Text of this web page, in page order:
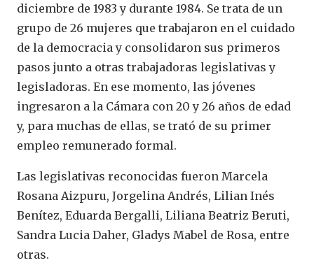
diciembre de 1983 y durante 1984. Se trata de un
grupo de 26 mujeres que trabajaron en el cuidado
de la democracia y consolidaron sus primeros
pasos junto a otras trabajadoras legislativas y
legisladoras. En ese momento, las jóvenes
ingresaron a la Cámara con 20 y 26 años de edad
y, para muchas de ellas, se trató de su primer
empleo remunerado formal.
Las legislativas reconocidas fueron Marcela
Rosana Aizpuru, Jorgelina Andrés, Lilian Inés
Benítez, Eduarda Bergalli, Liliana Beatriz Beruti,
Sandra Lucia Daher, Gladys Mabel de Rosa, entre
otras.